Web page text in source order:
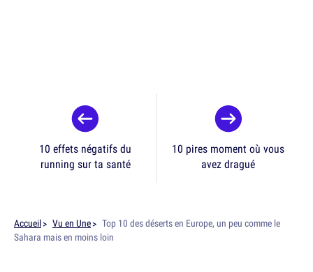
10 effets négatifs du
running sur ta santé
10 pires moment où vous
avez dragué
Accueil Vu en Une
Top 10 des déserts en Europe, un peu comme le
Sahara mais en moins loin